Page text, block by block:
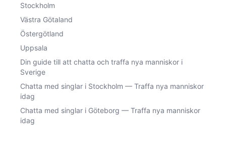
Stockholm
Västra Götaland
Östergötland
Uppsala
Din guide till att chatta och traffa nya manniskor i
Sverige
Chatta med singlar i Stockholm — Traffa nya manniskor
idag
Chatta med singlar i Göteborg — Traffa nya manniskor
idag